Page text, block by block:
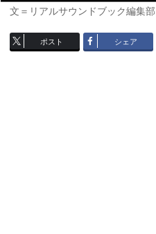
文＝リアルサウンドブック編集部
ポスト シェア